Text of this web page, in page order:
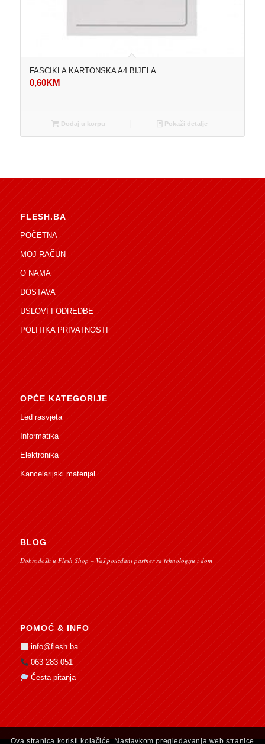
FASCIKLA KARTONSKA A4 BIJELA
0,60KM
Dodaj u korpu Pokaži detalje
FLESH.BA
POČETNA
MOJ RAČUN
O NAMA
DOSTAVA
USLOVI I ODREDBE
POLITIKA PRIVATNOSTI
OPĆE KATEGORIJE
Led rasvjeta
Informatika
Elektronika
Kancelarijski materijal
BLOG
Dobrodošli u Flesh Shop – Vaš pouzdani partner za tehnologiju i dom
POMOĆ & INFO
info@flesh.ba
063 283 051
Česta pitanja
Ova stranica koristi kolačiće. Nastavkom pregledavanja web stranice